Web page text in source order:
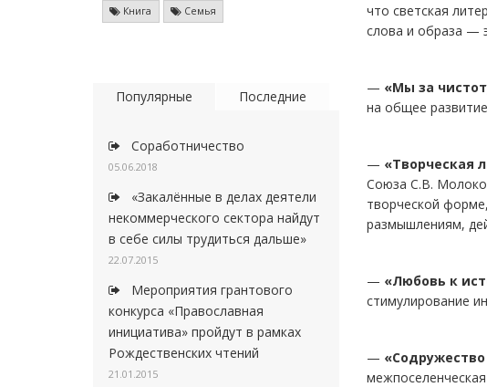
Книга Семья
Популярные Последние
Соработничество
05.06.2018
«Закалённые в делах деятели
некоммерческого сектора найдут
в себе силы трудиться дальше»
22.07.2015
Мероприятия грантового
конкурса «Православная
инициатива» пройдут в рамках
Рождественских чтений
21.01.2015
что светская
слова и образа —
— «Мы за
на общее
— «Творческая
Союза С.В.
творческой
размышлениям,
— «Любовь к
стимулирование
—